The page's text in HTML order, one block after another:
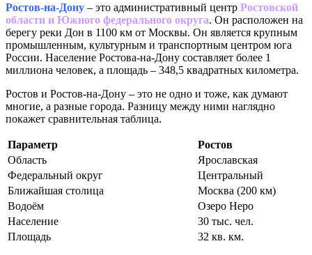
Ростов-на-Дону – это административный центр Ростовской
области и Южного федерального округа. Он расположен на
берегу реки Дон в 1100 км от Москвы. Он является крупным
промышленным, культурным и транспортным центром юга
России. Население Ростова-на-Дону составляет более 1
миллиона человек, а площадь – 348,5 квадратных километра.
Ростов и Ростов-на-Дону – это не одно и тоже, как думают
многие, а разные города. Разницу между ними наглядно
покажет сравнительная таблица.
Параметр
Ростов
Область
Ярославская
Федеральный округ
Центральный
Ближайшая столица
Москва (200 км)
Водоём
Озеро Неро
Население
30 тыс. чел.
Площадь
32 кв. км.